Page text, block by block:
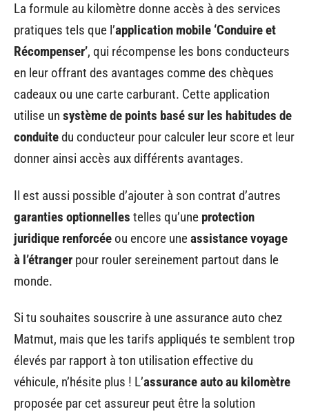
La formule au kilomètre donne accès à des services
pratiques tels que l’application mobile ‘Conduire et
Récompenser’, qui récompense les bons conducteurs
en leur offrant des avantages comme des chèques
cadeaux ou une carte carburant. Cette application
utilise un système de points basé sur les habitudes de
conduitedu conducteur pour calculer leur score et leur
donner ainsi accès aux différents avantages.
Il est aussi possible d’ajouter à son contrat d’autres
garanties optionnelles telles qu’une protection
juridique renforcée ou encore uneassistance voyage
à l’étranger pour rouler sereinement partout dans le
monde.
Si tu souhaites souscrire à une assurance auto chez
Matmut, mais que les tarifs appliqués te semblent trop
élevés par rapport à ton utilisation effective du
véhicule, n’hésite plus ! L’assurance auto au kilomètre
proposée par cet assureur peut être la solution